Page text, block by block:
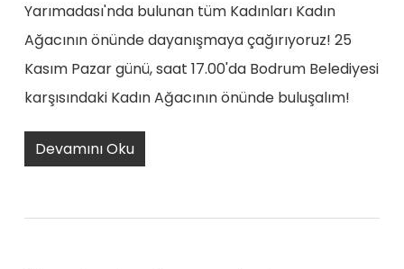
Yarımadası'nda bulunan tüm Kadınları Kadın
Ağacının önünde dayanışmaya çağırıyoruz! 25
Kasım Pazar günü, saat 17.00'da Bodrum Belediyesi
karşısındaki Kadın Ağacının önünde buluşalım!
Devamını Oku